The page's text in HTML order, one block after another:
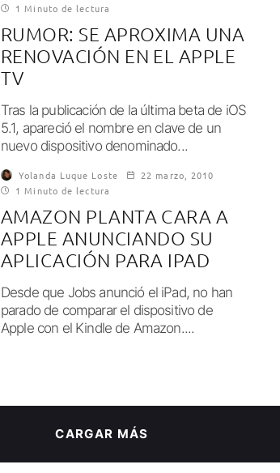
1 Minuto de lectura
RUMOR: SE APROXIMA UNA
RENOVACIÓN EN EL APPLE
TV
Tras la publicación de la última beta de iOS
5.1, apareció el nombre en clave de un
nuevo dispositivo denominado...
Yolanda Luque Loste
22 marzo, 2010
1 Minuto de lectura
AMAZON PLANTA CARA A
APPLE ANUNCIANDO SU
APLICACIÓN PARA IPAD
Desde que Jobs anunció el iPad, no han
parado de comparar el dispositivo de
Apple con el Kindle de Amazon....
CARGAR MÁS